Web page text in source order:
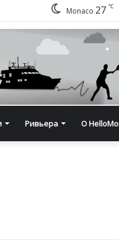
Monaco 27 ℃
Ривьера О